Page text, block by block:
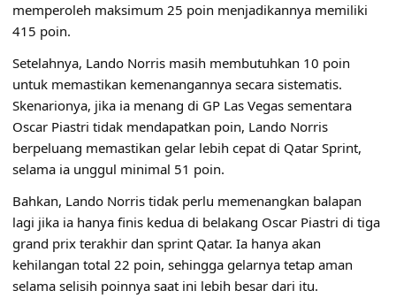
memperoleh maksimum 25 poin menjadikannya memiliki
415 poin.
Setelahnya, Lando Norris masih membutuhkan 10 poin
untuk memastikan kemenangannya secara sistematis.
Skenarionya, jika ia menang di GP Las Vegas sementara
Oscar Piastri tidak mendapatkan poin, Lando Norris
berpeluang memastikan gelar lebih cepat di Qatar Sprint,
selama ia unggul minimal 51 poin.
Bahkan, Lando Norris tidak perlu memenangkan balapan
lagi jika ia hanya finis kedua di belakang Oscar Piastri di tiga
grand prix terakhir dan sprint Qatar. Ia hanya akan
kehilangan total 22 poin, sehingga gelarnya tetap aman
selama selisih poinnya saat ini lebih besar dari itu.